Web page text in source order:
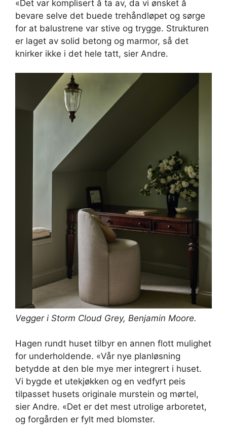
«Det var komplisert å ta av, da vi ønsket å
bevare selve det buede trehåndløpet og sørge
for at balustrene var stive og trygge. Strukturen
er laget av solid betong og marmor, så det
knirker ikke i det hele tatt, sier Andre.
Vegger i Storm Cloud Grey, Benjamin Moore.
Hagen rundt huset tilbyr en annen flott mulighet
for underholdende. «Vår nye planløsning
betydde at den ble mye mer integrert i huset.
Vi bygde et utekjøkken og en vedfyrt peis
tilpasset husets originale murstein og mørtel,
sier Andre. «Det er det mest utrolige arboretet,
og forgården er fylt med blomster.